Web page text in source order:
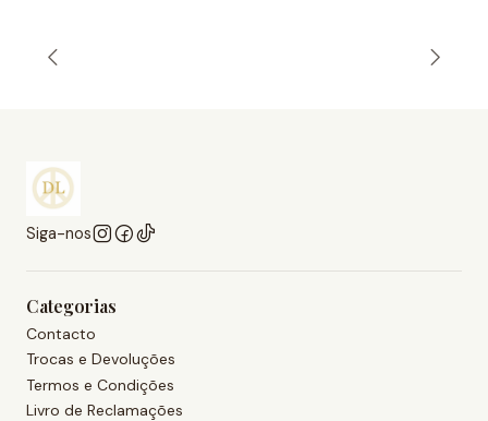
Siga-nos
Categorias
Contacto
Trocas e Devoluções
Termos e Condições
Livro de Reclamações